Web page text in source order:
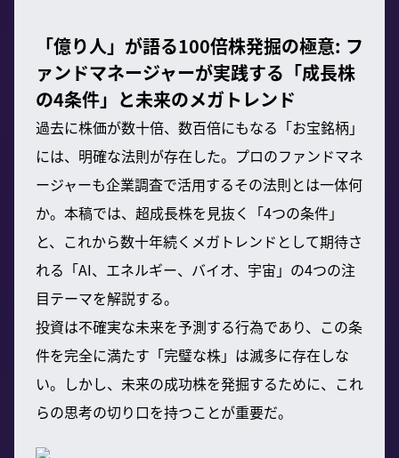
「億り人」が語る100倍株発掘の極意: フ
ァンドマネージャーが実践する「成長株
の4条件」と未来のメガトレンド
過去に株価が数十倍、数百倍にもなる「お宝銘柄」
には、明確な法則が存在した。プロのファンドマネ
ージャーも企業調査で活用するその法則とは一体何
か。本稿では、超成長株を見抜く「4つの条件」
と、これから数十年続くメガトレンドとして期待さ
れる「AI、エネルギー、バイオ、宇宙」の4つの注
目テーマを解説する。
投資は不確実な未来を予測する行為であり、この条
件を完全に満たす「完璧な株」は滅多に存在しな
い。しかし、未来の成功株を発掘するために、これ
らの思考の切り口を持つことが重要だ。